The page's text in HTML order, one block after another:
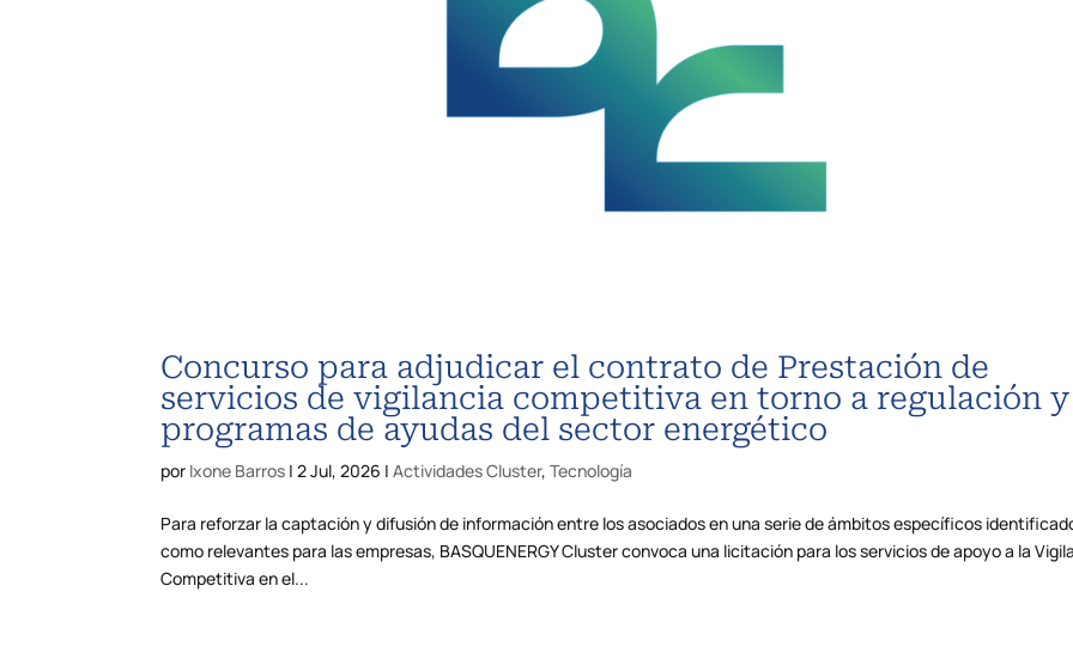
Concurso para adjudicar el contrato de Prestación de
servicios de vigilancia competitiva en torno a regulación y
programas de ayudas del sector energético
por Ixone Barros |2 Jul, 2026 |Actividades Cluster,Tecnología
Para reforzar la captación y difusión de información entre los asociados en una serie de ámbitos específicos
como relevantes para las empresas, BASQUENERGY Cluster convoca una licitación para los servicios de apoyo a la
Competitiva en el...